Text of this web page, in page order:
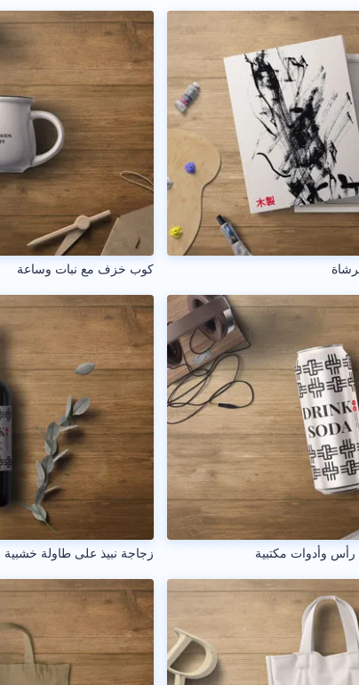
وأدوات مكتبية
كوب خزف مع نبات وساعة
زجاجة نبيذ على طاولة خشبية